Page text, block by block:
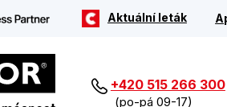
Aktuální leták
+420 515 266 300
(po-pá 09-17)